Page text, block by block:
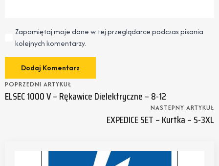
Zapamiętaj moje dane w tej przeglądarce podczas pisania
kolejnych komentarzy.
POPRZEDNI ARTYKUŁ
ELSEC 1000 V – Rękawice Dielektryczne – 8-12
NASTEPNY ARTYKUŁ
EXPEDICE SET – Kurtka – S-3XL